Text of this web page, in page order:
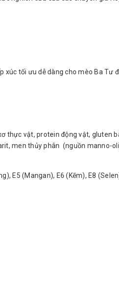
xúc tối ưu dễ dàng cho mèo Ba Tư
thực vật, protein động vật, gluten
men thủy phân (nguồn manno-
E5 (Mangan), E6 (Kẽm), E8